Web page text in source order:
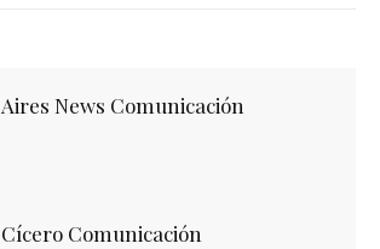
Aires News Comunicación
Cícero Comunicación